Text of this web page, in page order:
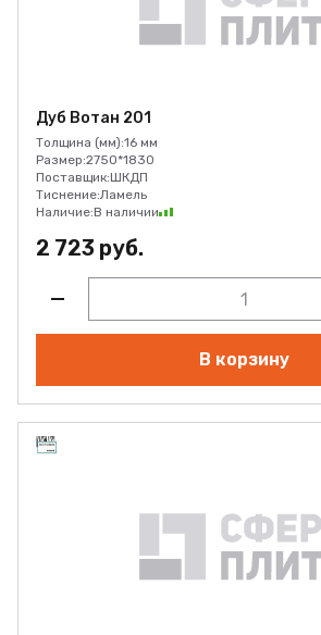
Дуб Вотан 201
Толщина (мм):16 мм
Размер:2750*1830
Поставщик:ШКДП
Тиснение:Ламель
Наличие:В наличии
2 723 руб.
В корзину